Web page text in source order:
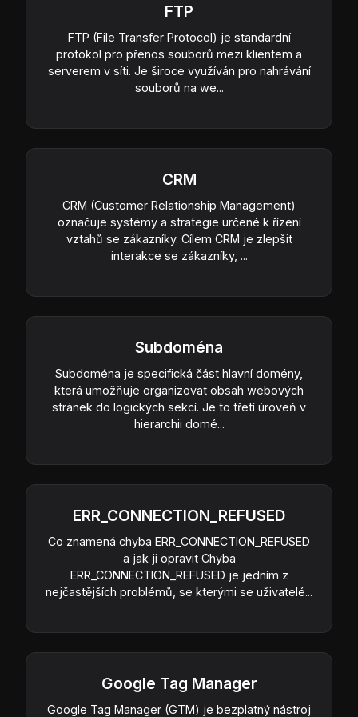
FTP
FTP (File Transfer Protocol) je standardní
protokol pro přenos souborů mezi klientem a
serverem v síti. Je široce využíván pro nahrávání
souborů na we...
CRM
CRM (Customer Relationship Management)
označuje systémy a strategie určené k řízení
vztahů se zákazníky. Cílem CRM je zlepšit
interakce se zákazníky, ...
Subdoména
Subdoména je specifická část hlavní domény,
která umožňuje organizovat obsah webových
stránek do logických sekcí. Je to třetí úroveň v
hierarchii domé...
ERR_CONNECTION_REFUSED
Co znamená chyba ERR_CONNECTION_REFUSED
a jak ji opravit Chyba
ERR_CONNECTION_REFUSED je jedním z
nejčastějších problémů, se kterými se uživatelé...
Google Tag Manager
Google Tag Manager (GTM) je bezplatný nástroj